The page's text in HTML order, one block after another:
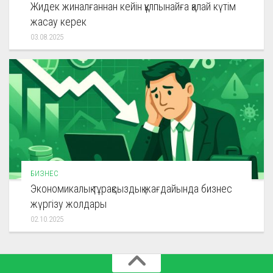
Жидек жиналғаннан кейін құлпынайға қалай күтім
жасау керек
03.08.2025
БИЗНЕС
Экономикалық тұрақсыздық жағдайында бизнес
жүргізу жолдары
02.10.2025